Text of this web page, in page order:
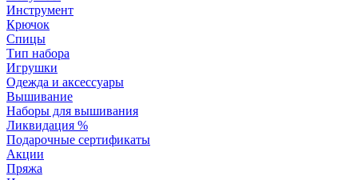
Инструмент
Крючок
Спицы
Тип набора
Игрушки
Одежда и аксессуары
Вышивание
Наборы для вышивания
Ликвидация %
Подарочные сертификаты
Акции
Пряжа